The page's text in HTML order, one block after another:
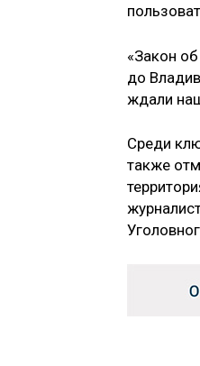
«Закон
до
ждали
Среди
также